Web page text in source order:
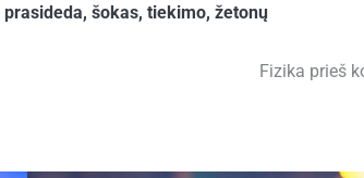
prasideda, šokas, tiekimo, žetonų
Fizika prieš